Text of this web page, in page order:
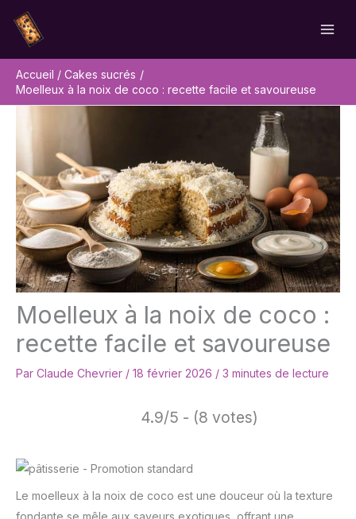
contenu
Accueil
Cakes sucrés
Moelleux à la noix de coco : recette facile et savoureuse
Moelleux à la noix de coco :
recette facile et savoureuse
Par Claude Chevrier / 18 février 2026 / 3 minutes de lecture
4.9/5 - (8 votes)
Le moelleux à la noix de coco est une douceur où la texture
fondante se mêle aux saveurs exotiques, offrant une
Rechercher